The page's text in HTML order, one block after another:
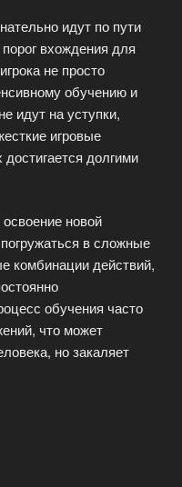
идут по пути
вхождения для
не просто
обучению и
идут на уступки,
игровые
долгими
новой
в сложные
комбинации действий,
обучения часто
что может
но закаляет